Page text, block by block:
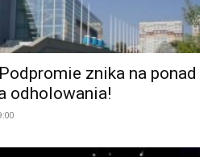
znika na ponad
odholowania!